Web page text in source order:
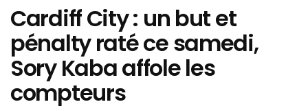
Cardiff City : un but et
pénalty raté ce samedi,
Sory Kaba affole les
compteurs